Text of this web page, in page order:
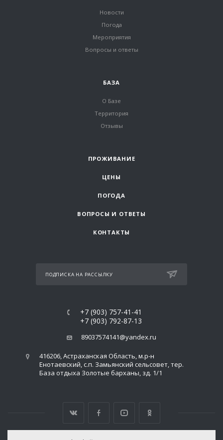
Новости
Погода
Мероприятия
Вопросы и ответы
БАЗА
О Базе
Территория
Отзывы
ПРОЖИВАНИЕ
ЦЕНЫ
ПОГОДА
ВОПРОСЫ И ОТВЕТЫ
КОНТАКТЫ
ПОДПИСКА НА РАССЫЛКУ
+7 (903) 757-41-41
+7 (903) 792-87-13
89037574141@yandex.ru
416206, Астраханская Область, м.р-н
Енотаевский, с.п. Замьянский сельсовет, тер.
База отдыха Золотые барханы, зд. 1/1